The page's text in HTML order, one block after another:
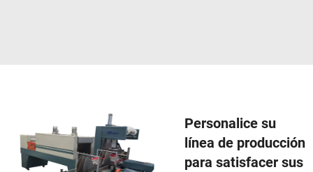
Personalice su
línea de producción
para satisfacer sus